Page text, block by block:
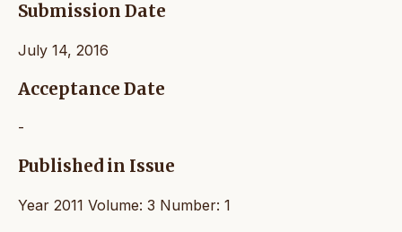
Submission Date
July 14, 2016
Acceptance Date
-
Published in Issue
Year 2011 Volume: 3 Number: 1